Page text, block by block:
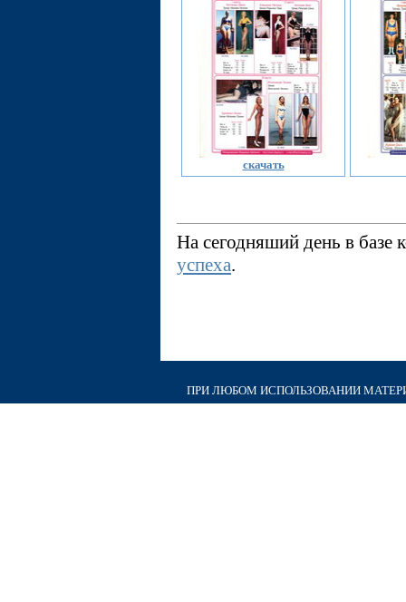
скачать
На сегодняший день в базе
успеха.
ПРИ ЛЮБОМ ИСПОЛЬЗОВАНИИ